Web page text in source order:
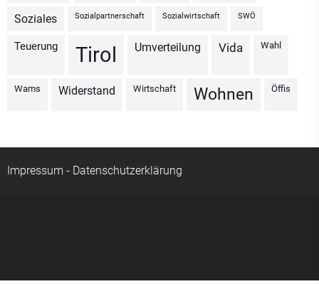
Soziales Sozialpartnerschaft Sozialwirtschaft SWÖ
Teuerung Tirol Umverteilung vida Wahl
Wams Widerstand Wirtschaft Wohnen Öffis
Impressum - Datenschutzerklärung